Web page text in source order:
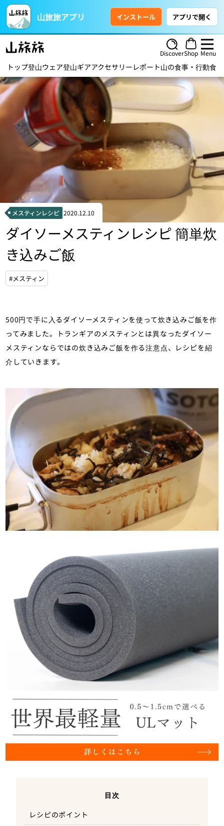
山旅旅アプリ インストール アプリで開く
DiscoverShop Menu
トップ登山ウェア登山ギアアクセサリー レポート山の食事・行動食
メスティンレシピ 2020.12.10
ダイソーメスティンレシピ 簡単炊
き込みご飯
#メスティン
500円で手に入るダイソーメスティンを使って炊き込みご飯を作
ってみました。トランギアのメスティンとは異なったダイソー
メスティンならではの炊き込みご飯を作る注意点、レシピを紹
介していきます。
目次
レシピのポイント